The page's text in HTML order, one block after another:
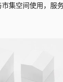
集空间使用，服